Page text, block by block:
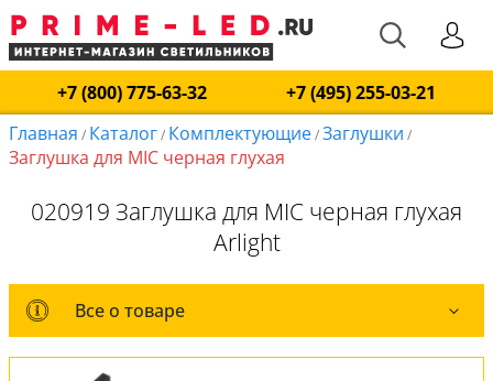
+7 (800) 775-63-32
+7 (495) 255-03-21
Главная / Каталог/ Комплектующие/Заглушки /
Заглушка для MIC черная глухая
020919 Заглушка для MIC черная глухая
Arlight
Все о товаре
Все о товаре